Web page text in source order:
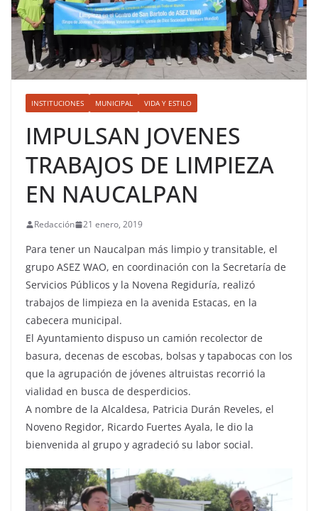
INSTITUCIONES MUNICIPAL VIDA Y ESTILO
IMPULSAN JOVENES
TRABAJOS DE LIMPIEZA
EN NAUCALPAN
Redacción 21 enero, 2019
Para tener un Naucalpan más limpio y transitable, el
grupo ASEZ WAO, en coordinación con la Secretaría de
Servicios Públicos y la Novena Regiduría, realizó
trabajos de limpieza en la avenida Estacas, en la
cabecera municipal.
El Ayuntamiento dispuso un camión recolector de
basura, decenas de escobas, bolsas y tapabocas con los
que la agrupación de jóvenes altruistas recorrió la
vialidad en busca de desperdicios.
A nombre de la Alcaldesa, Patricia Durán Reveles, el
Noveno Regidor, Ricardo Fuertes Ayala, le dio la
bienvenida al grupo y agradeció su labor social.